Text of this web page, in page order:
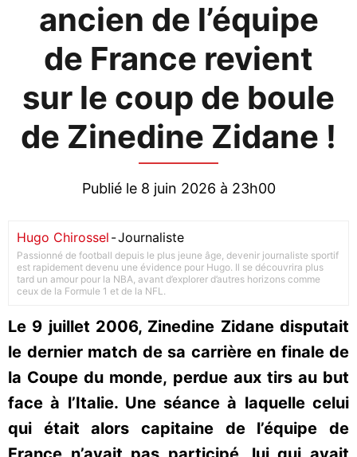
ancien de l’équipe
de France revient
sur le coup de boule
de Zinedine Zidane !
Publié le 8 juin 2026 à 23h00
Hugo Chirossel -Journaliste
Passionné de football depuis le plus jeune âge, devenir journaliste sportif
est rapidement devenu une évidence pour Hugo. Il se découvrira plus
tard un amour pour la NBA, avant d’explorer d’autres horizons comme
ceux de la Formule 1 et de la NFL.
Le 9 juillet 2006, Zinedine Zidane disputait
le dernier match de sa carrière en finale de
la Coupe du monde, perdue aux tirs au but
face à l’Italie. Une séance à laquelle celui
qui était alors capitaine de l’équipe de